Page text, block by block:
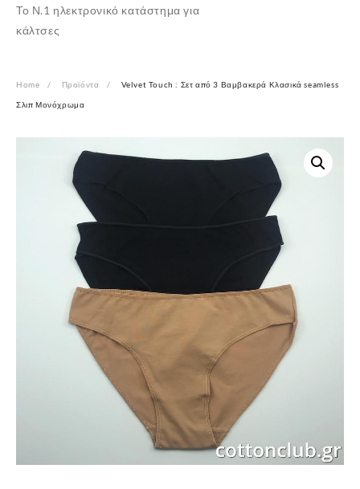
Το Ν.1 ηλεκτρονικό κατάστημα για
κάλτσες
Home Προϊόντα Velvet Touch : Σετ από 3 Βαμβακερά Κλασικά seamless
Σλιπ Μονόχρωμα